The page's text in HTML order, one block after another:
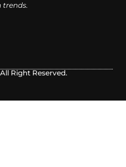
trends.
All Right Reserved.